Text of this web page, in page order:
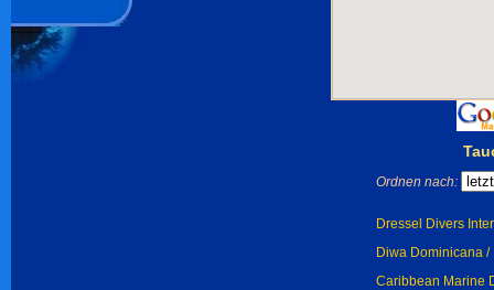
Ordnen nach:
Dressel Divers
Diwa Dominicana /
Caribbean Marine